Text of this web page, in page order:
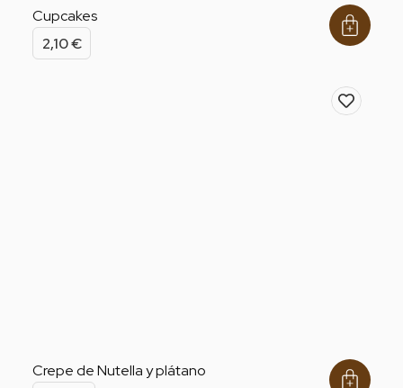
Cupcakes
2,10€
Crepe de Nutella y plátano